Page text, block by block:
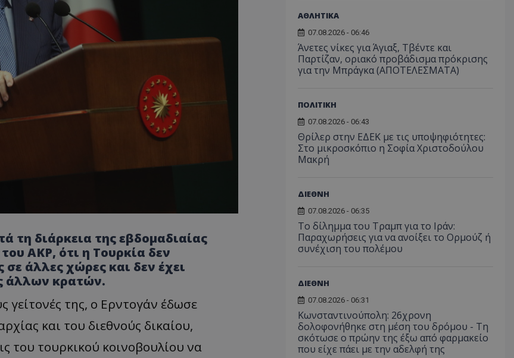
τη διάρκεια της εβδομαδιαίας
AKP, ότι η Τουρκία δεν
άλλες χώρες και δεν έχει
άλλων κρατών.
γείτονές της, ο Ερντογάν έδωσε
και του διεθνούς δικαίου,
του τουρκικού κοινοβουλίου να
ΑΘΛΗΤΙΚΑ
07.08.2026 - 06:46
Άνετες νίκες για Άγιαξ, Τβέντε και
Παρτίζαν, οριακό προβάδισμα πρόκρισης
για την Μπράγκα (ΑΠΟΤΕΛΕΣΜΑΤΑ)
ΠΟΛΙΤΙΚΗ
07.08.2026 - 06:43
Θρίλερ στην ΕΔΕΚ με τις υποψηφιότητες:
Στο μικροσκόπιο η Σοφία Χριστοδούλου
Μακρή
ΔΙΕΘΝΗ
07.08.2026 - 06:35
Το δίλημμα του Τραμπ για το Ιράν:
Παραχωρήσεις για να ανοίξει το Ορμούζ ή
συνέχιση του πολέμου
ΔΙΕΘΝΗ
07.08.2026 - 06:31
Κωνσταντινούπολη: 26χρονη
δολοφονήθηκε στη μέση του δρόμου - Τη
σκότωσε ο πρώην της έξω από φαρμακείο
που είχε πάει με την αδελφή της